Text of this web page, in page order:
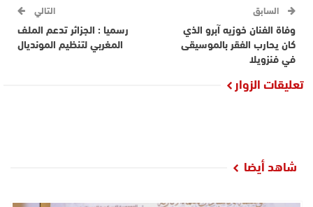
السابق
وفاة الفنان خوزيه آبرو الذي
كان يحارب الفقر بالموسيقى
في فنزويلا
التالي
رسميا : الجزائر تدعم الملف
المغربي لتنظيم المونديال
تعليقات الزوار
شاهد أيضا